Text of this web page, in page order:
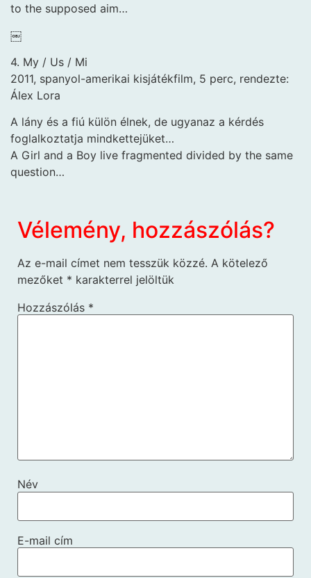
to the supposed aim…
￼
4. My / Us / Mi
2011, spanyol-amerikai kisjátékfilm, 5 perc, rendezte:
Álex Lora
A lány és a fiú külön élnek, de ugyanaz a kérdés
foglalkoztatja mindkettejüket…
A Girl and a Boy live fragmented divided by the same
question…
Vélemény, hozzászólás?
Az e-mail címet nem tesszük közzé. A kötelező
mezőket * karakterrel jelöltük
Hozzászólás *
Név
E-mail cím